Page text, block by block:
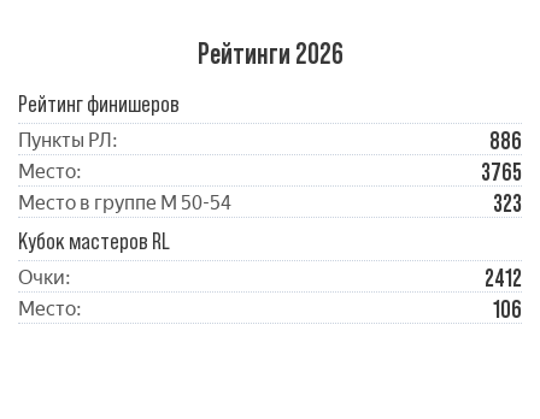
Рейтинги 2026
Рейтинг финишеров
Пункты РЛ: 886
Место: 3765
Место в группе М 50-54
323
Кубок мастеров RL
Очки: 2412
Место: 106